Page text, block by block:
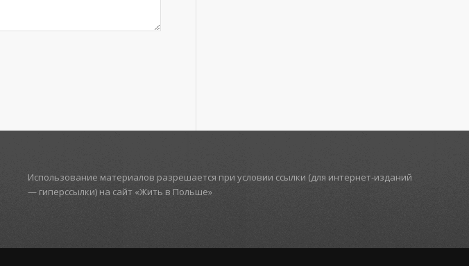
Использование материалов разрешается при условии ссылки (для интернет-изданий
— гиперссылки) на сайт «Жить в Польше»